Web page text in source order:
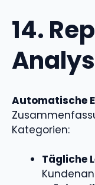
14.
Automatische
Kategorien:
Tägliche